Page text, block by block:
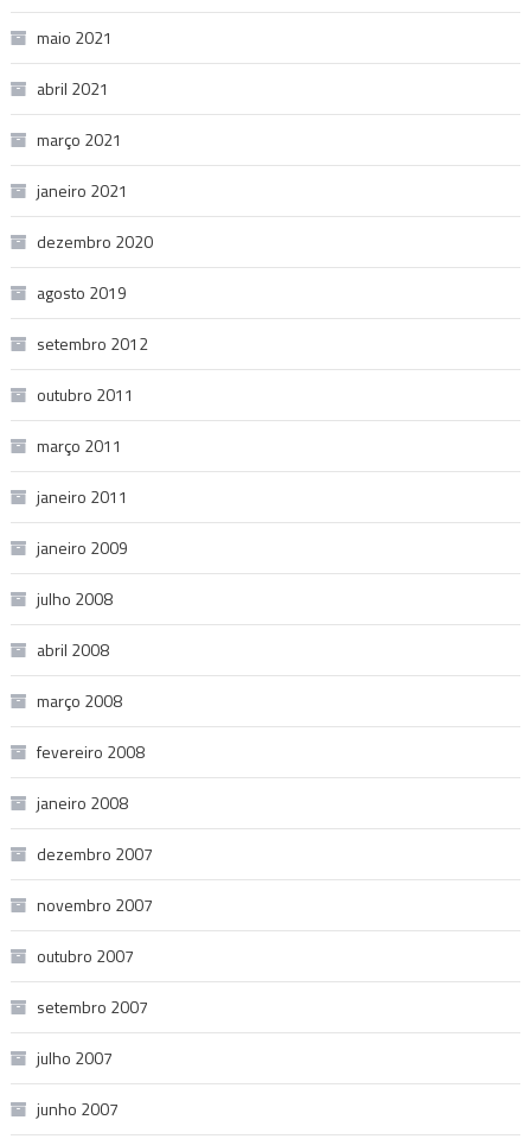
maio 2021
abril 2021
março 2021
janeiro 2021
dezembro 2020
agosto 2019
setembro 2012
outubro 2011
março 2011
janeiro 2011
janeiro 2009
julho 2008
abril 2008
março 2008
fevereiro 2008
janeiro 2008
dezembro 2007
novembro 2007
outubro 2007
setembro 2007
julho 2007
junho 2007